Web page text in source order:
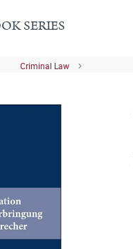
SERIES
Criminal Law